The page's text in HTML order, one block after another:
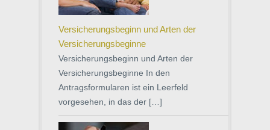
Versicherungsbeginn und Arten der
Versicherungsbeginne
Versicherungsbeginn und Arten der
Versicherungsbeginne In den
Antragsformularen ist ein Leerfeld
vorgesehen, in das der […]